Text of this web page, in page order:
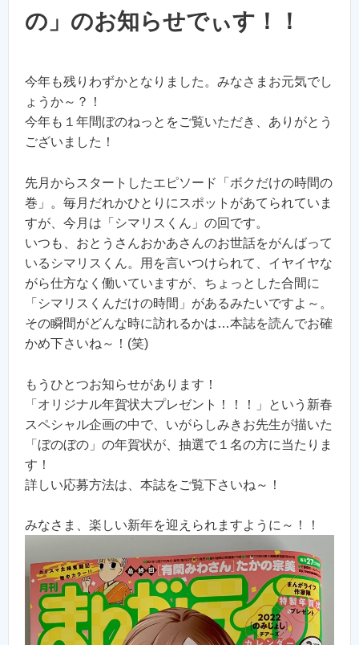
の」のお知らせでぃす！！
今年も残りわずかとなりました。みなさまお元気でし
ょうか～？！
今年も１年間ぼのねっとをご覧いただき、ありがとう
ございました！
先月からスタートしたエピソード「ボクだけの時間の
巻」。毎月だれかひとりにスポットがあてられていま
すが、今月は「シマリスくん」の回です。
いつも、おとうさんおかあさんのお世話をがんばって
いるシマリスくん。用を言いつけられて、イヤイヤな
がら仕方なく働いていますが、ちょっとした合間に
「シマリスくんだけの時間」があるみたいですよ～。
その瞬間がどんな時に訪れるかは…本誌を読んでお確
かめ下さいね～！(笑)
もうひとつお知らせがあります！
「オリジナル年賀状大プレゼント！！！」という新春
スペシャル企画の中で、いがらしみきお先生が描いた
「ぼのぼの」の年賀状が、抽選で１名の方に当たりま
す！
詳しい応募方法は、本誌をご覧下さいね～！
みなさま、楽しい新年を迎えられますように～！！